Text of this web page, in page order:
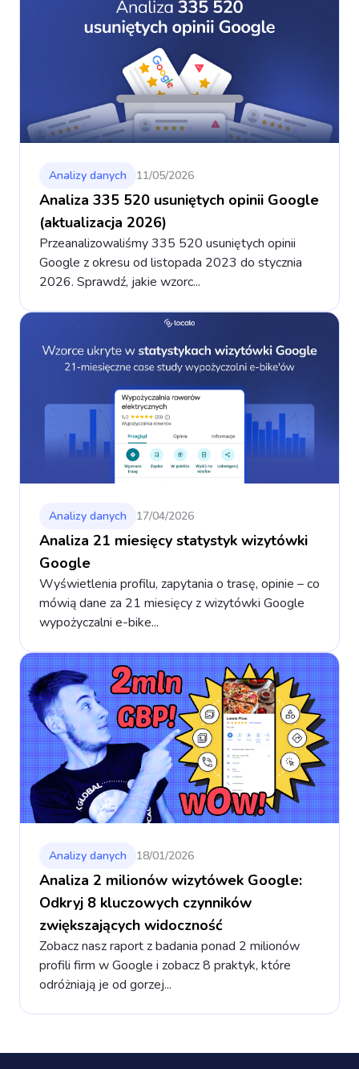
Analizy danych 11/05/2026
Analiza 335 520 usuniętych opinii Google
(aktualizacja 2026)
Przeanalizowaliśmy 335 520 usuniętych opinii
Google z okresu od listopada 2023 do stycznia
2026. Sprawdź, jakie wzorc...
Analizy danych 17/04/2026
Analiza 21 miesięcy statystyk wizytówki
Google
Wyświetlenia profilu, zapytania o trasę, opinie – co
mówią dane za 21 miesięcy z wizytówki Google
wypożyczalni e-bike...
Analizy danych 18/01/2026
Analiza 2 milionów wizytówek Google:
Odkryj 8 kluczowych czynników
zwiększających widoczność
Zobacz nasz raport z badania ponad 2 milionów
profili firm w Google i zobacz 8 praktyk, które
odróżniają je od gorzej...